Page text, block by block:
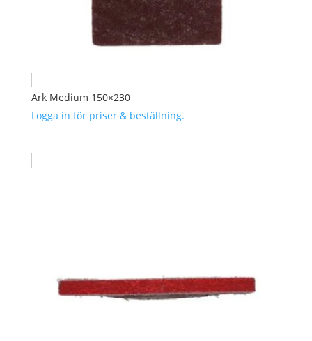
Ark Medium 150×230
Logga in för priser & beställning.